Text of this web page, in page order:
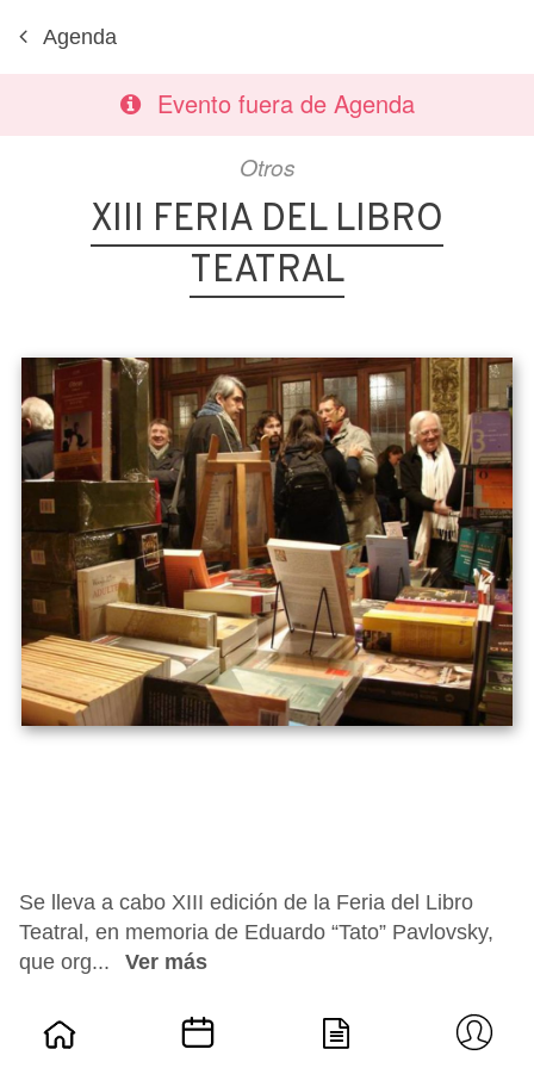
Agenda
Evento fuera de Agenda
Otros
XIII FERIA DEL LIBRO
TEATRAL
Se lleva a cabo XIII edición de la Feria del Libro
Teatral, en memoria de Eduardo “Tato” Pavlovsky,
que org...
Ver más